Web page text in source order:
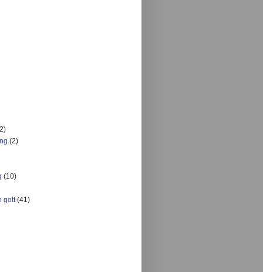
(2)
(10)
gott (41)